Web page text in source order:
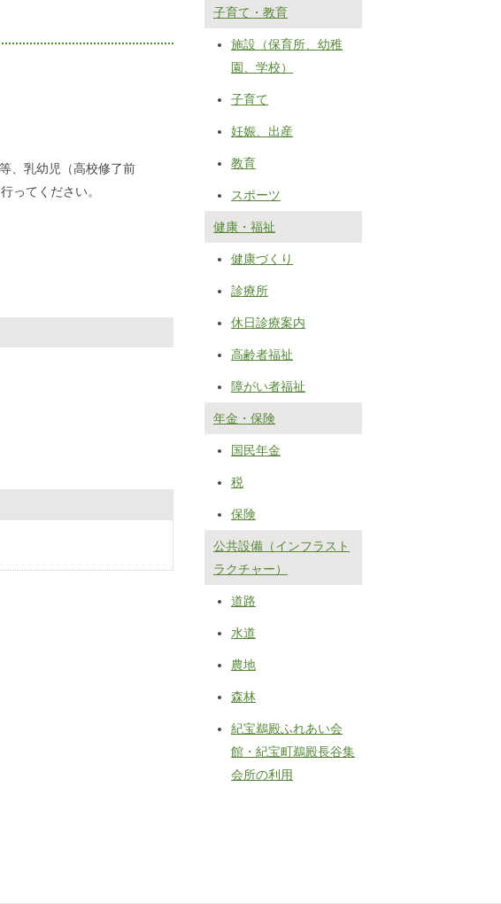
、乳幼児（高校修了前
ってください。
子育て・教育
施設（保育所、幼稚
園、学校）
子育て
妊娠、出産
教育
スポーツ
健康・福祉
健康づくり
診療所
休日診療案内
高齢者福祉
障がい者福祉
年金・保険
国民年金
税
保険
公共設備（インフラスト
ラクチャー）
道路
水道
農地
森林
紀宝鵜殿ふれあい会
館・紀宝町鵜殿長谷集
会所の利用